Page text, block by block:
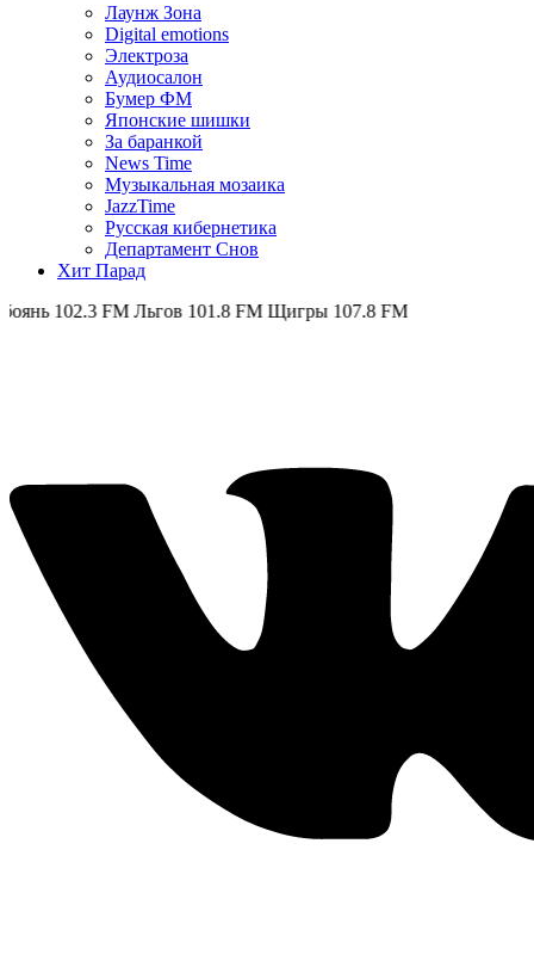
Лаунж Зона
Digital emotions
Электроза
Аудиосалон
Бумер ФМ
Японскиe шишки
За баранкой
News Time
Музыкальная мозаика
JazzTime
Русская кибернетика
Департамент Снов
Хит Парад
Льгов 101.8 FM Щигры 107.8 FM